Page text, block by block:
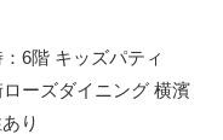
6階 キッズパティ
ーズダイニング 横濱
り